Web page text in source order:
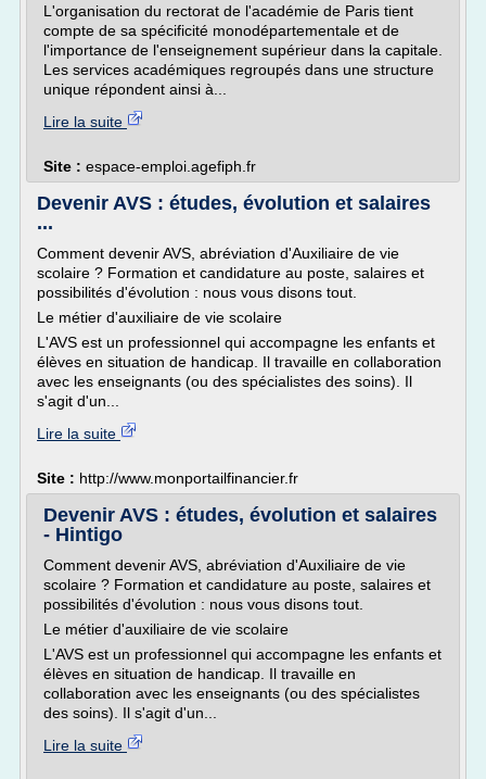
L'organisation du rectorat de l'académie de Paris tient
compte de sa spécificité monodépartementale et de
l'importance de l'enseignement supérieur dans la capitale.
Les services académiques regroupés dans une structure
unique répondent ainsi à...
Lire la suite
Site : espace-emploi.agefiph.fr
Devenir AVS : études, évolution et salaires
...
Comment devenir AVS, abréviation d'Auxiliaire de vie
scolaire ? Formation et candidature au poste, salaires et
possibilités d'évolution : nous vous disons tout.
Le métier d'auxiliaire de vie scolaire
L'AVS est un professionnel qui accompagne les enfants et
élèves en situation de handicap. Il travaille en collaboration
avec les enseignants (ou des spécialistes des soins). Il
s'agit d'un...
Lire la suite
Site : http://www.monportailfinancier.fr
Devenir AVS : études, évolution et salaires
- Hintigo
Comment devenir AVS, abréviation d'Auxiliaire de vie
scolaire ? Formation et candidature au poste, salaires et
possibilités d'évolution : nous vous disons tout.
Le métier d'auxiliaire de vie scolaire
L'AVS est un professionnel qui accompagne les enfants et
élèves en situation de handicap. Il travaille en
collaboration avec les enseignants (ou des spécialistes
des soins). Il s'agit d'un...
Lire la suite